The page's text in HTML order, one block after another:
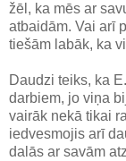
žēl, ka mēs ar
atbaidām. Vai arī
tiešām labāk, ka
Daudzi teiks, ka
darbiem, jo viņa
vairāk nekā tikai
iedvesmojis arī
dalās ar savām